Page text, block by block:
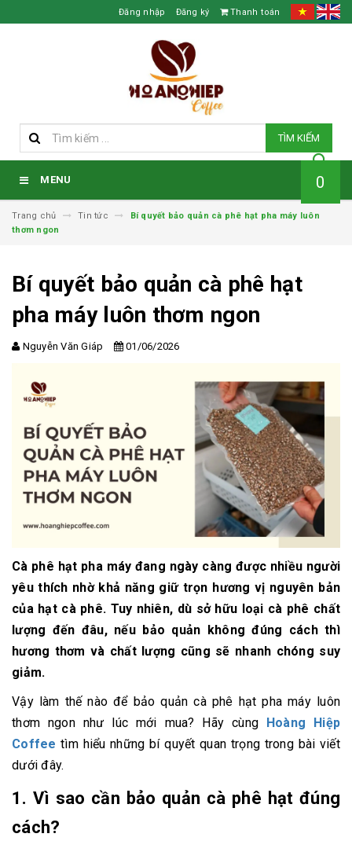
Đăng nhập Đăng ký Thanh toán
TÌM KIẾM
MENU 0
Trang chủ Tin tức
Bí quyết bảo quản cà phê hạt pha máy luôn
thơm ngon
Bí quyết bảo quản cà phê hạt
pha máy luôn thơm ngon
Nguyễn Văn Giáp 01/06/2026
Cà phê hạt pha máy đang ngày càng được nhiều người
yêu thích nhờ khả năng giữ trọn hương vị nguyên bản
của hạt cà phê. Tuy nhiên, dù sở hữu loại cà phê chất
lượng đến đâu, nếu bảo quản không đúng cách thì
hương thơm và chất lượng cũng sẽ nhanh chóng suy
giảm.
Vậy làm thế nào để bảo quản cà phê hạt pha máy luôn
thơm ngon như lúc mới mua? Hãy cùng Hoàng Hiệp
Coffee tìm hiểu những bí quyết quan trọng trong bài viết
dưới đây.
1. Vì sao cần bảo quản cà phê hạt đúng
cách?